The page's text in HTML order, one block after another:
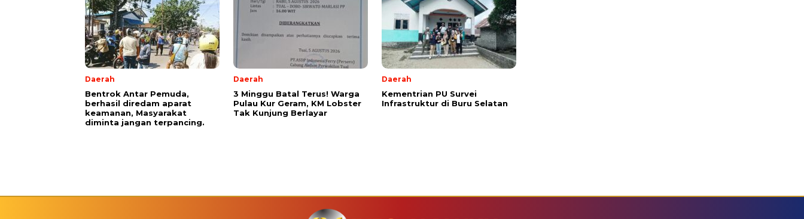
Daerah
Bentrok Antar Pemuda,
berhasil diredam aparat
keamanan, Masyarakat
diminta jangan terpancing.
Daerah
3 Minggu Batal Terus! Warga
Pulau Kur Geram, KM Lobster
Tak Kunjung Berlayar
Daerah
Kementrian PU Survei
Infrastruktur di Buru Selatan